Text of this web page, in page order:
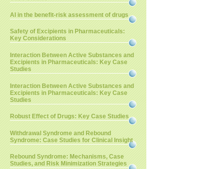
AI in the benefit-risk assessment of drugs
Safety of Excipients in Pharmaceuticals:
Key Considerations
Interaction Between Active Substances and
Excipients in Pharmaceuticals: Key Case
Studies
Interaction Between Active Substances and
Excipients in Pharmaceuticals: Key Case
Studies
Robust Effect of Drugs: Key Case Studies
Withdrawal Syndrome and Rebound
Syndrome: Case Studies for Clinical Insight
Rebound Syndrome: Mechanisms, Case
Studies, and Risk Minimization Strategies